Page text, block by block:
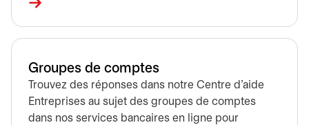
Groupes de comptes
Trouvez des réponses dans notre Centre d’aide
Entreprises au sujet des groupes de comptes
dans nos services bancaires en ligne pour